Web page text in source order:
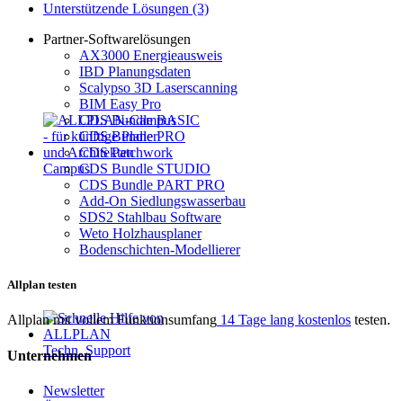
Campus
Techn. Support
Unterstützende Lösungen (3)
Partner-Softwarelösungen
AX3000 Energieausweis
IBD Planungsdaten
Scalypso 3D Laserscanning
BIM Easy Pro
CDS Bundle BASIC
CDS Bundle PRO
CDS Patchwork
CDS Bundle STUDIO
CDS Bundle PART PRO
Add-On Siedlungswasserbau
SDS2 Stahlbau Software
Weto Holzhausplaner
Bodenschichten-Modellierer
Allplan testen
Allplan mit vollem Funktionsumfang 14 Tage lang kosten­los testen.
Unternehmen
Newsletter